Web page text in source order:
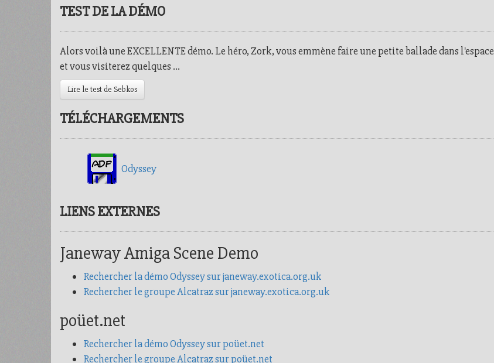
TEST DE LA DÉMO
Alors voilà une EXCELLENTE démo. Le héro, Zork, vous emmène faire une petite ballade dans l'espace
et vous visiterez quelques ...
Lire le test de Sebkos
TÉLÉCHARGEMENTS
Odyssey
LIENS EXTERNES
Janeway Amiga Scene Demo
Rechercher la démo Odyssey sur janeway.exotica.org.uk
Rechercher le groupe Alcatraz sur janeway.exotica.org.uk
poüet.net
Rechercher la démo Odyssey sur poüet.net
Rechercher le groupe Alcatraz sur poüet.net